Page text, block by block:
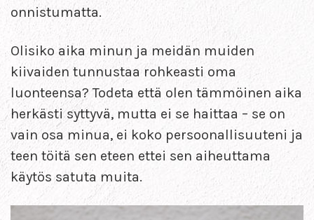
onnistumatta.
Olisiko aika minun ja meidän muiden
kiivaiden tunnustaa rohkeasti oma
luonteensa? Todeta että olen tämmöinen aika
herkästi syttyvä, mutta ei se haittaa – se on
vain osa minua, ei koko persoonallisuuteni ja
teen töitä sen eteen ettei sen aiheuttama
käytös satuta muita.